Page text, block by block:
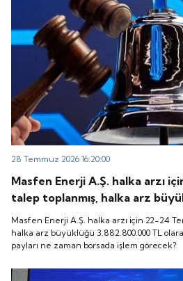
28 Temmuz 2026 16:20:00
Masfen Enerji A.Ş. halka arzı
talep toplanmış, halka arz
TL olarak gerçekleşmişti. Peki,
zaman borsada işlem görecek?
Masfen Enerji A.Ş. halka arzı için 22-24
halka arz büyüklüğü 3.882.800.000 TL
payları ne zaman borsada işlem görecek?